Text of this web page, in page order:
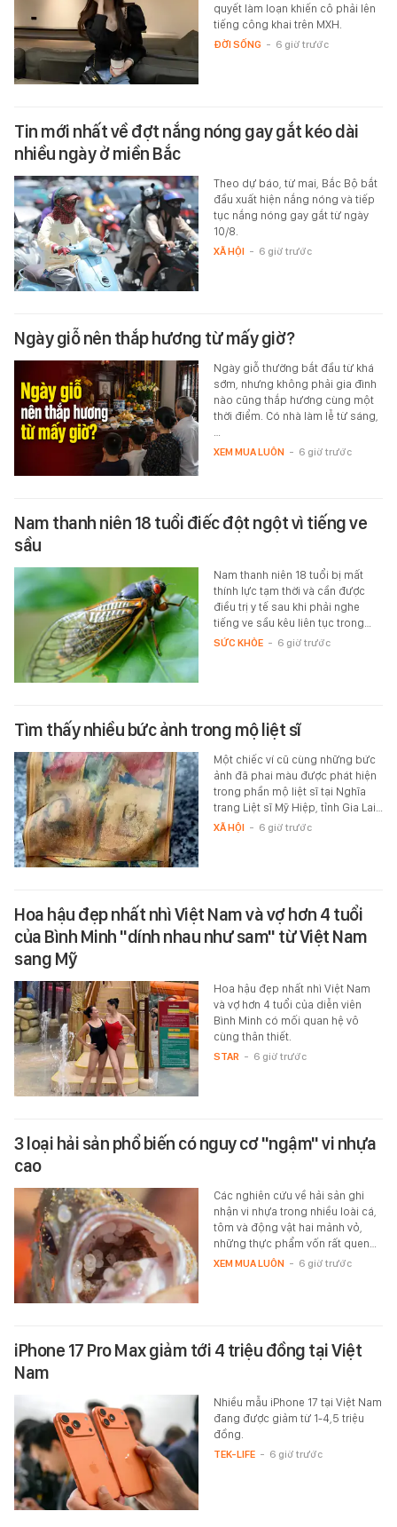
quyết làm loạn khiến cô phải lên
tiếng công khai trên MXH.
ĐỜI SỐNG - 6 giờ trước
Tin mới nhất về đợt nắng nóng gay gắt kéo dài
nhiều ngày ở miền Bắc
Theo dự báo, từ mai, Bắc Bộ bắt
đầu xuất hiện nắng nóng và tiếp
tục nắng nóng gay gắt từ ngày
10/8.
XÃ HỘI - 6 giờ trước
Ngày giỗ nên thắp hương từ mấy giờ?
Ngày giỗ thường bắt đầu từ khá
sớm, nhưng không phải gia đình
nào cũng thắp hương cùng một
thời điểm. Có nhà làm lễ từ sáng,
XEM MUA LUÔN - 6 giờ trước
Nam thanh niên 18 tuổi điếc đột ngột vì tiếng ve
sầu
Nam thanh niên 18 tuổi bị mất
thính lực tạm thời và cần được
điều trị y tế sau khi phải nghe
tiếng ve sầu kêu liên tục trong…
SỨC KHỎE - 6 giờ trước
Tìm thấy nhiều bức ảnh trong mộ liệt sĩ
Một chiếc ví cũ cùng những bức
ảnh đã phai màu được phát hiện
trong phần mộ liệt sĩ tại Nghĩa
trang Liệt sĩ Mỹ Hiệp, tỉnh Gia Lai…
XÃ HỘI - 6 giờ trước
Hoa hậu đẹp nhất nhì Việt Nam và vợ hơn 4 tuổi
của Bình Minh "dính nhau như sam" từ Việt Nam
sang Mỹ
Hoa hậu đẹp nhất nhì Việt Nam
và vợ hơn 4 tuổi của diễn viên
Bình Minh có mối quan hệ vô
cùng thân thiết.
STAR - 6 giờ trước
3 loại hải sản phổ biến có nguy cơ "ngậm" vi nhựa
cao
Các nghiên cứu về hải sản ghi
nhận vi nhựa trong nhiều loài cá,
tôm và động vật hai mảnh vỏ,
những thực phẩm vốn rất quen…
XEM MUA LUÔN - 6 giờ trước
iPhone 17 Pro Max giảm tới 4 triệu đồng tại Việt
Nam
Nhiều mẫu iPhone 17 tại Việt Nam
đang được giảm từ 1-4,5 triệu
đồng.
TEK-LIFE - 6 giờ trước